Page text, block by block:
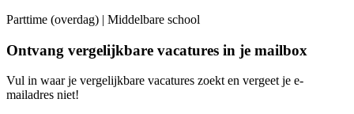
Parttime (overdag) | Middelbare school
Ontvang vergelijkbare vacatures in je mailbox
Vul in waar je vergelijkbare vacatures zoekt en vergeet je e-
mailadres niet!